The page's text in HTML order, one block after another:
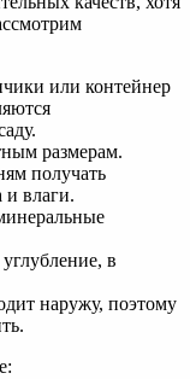
или контейнер
размерам.
получать
и влаги.
в
наружу, поэтому